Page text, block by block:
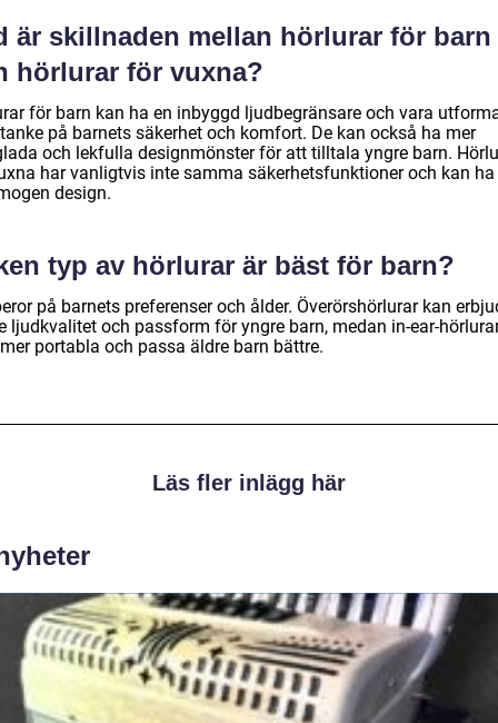
är skillnaden mellan hörlurar för barn
hörlurar för vuxna?
för barn kan ha en inbyggd ljudbegränsare och vara
på barnets säkerhet och komfort. De kan också ha mer
och lekfulla designmönster för att tilltala yngre barn.
har vanligtvis inte samma säkerhetsfunktioner och kan ha
design.
typ av hörlurar är bäst för barn?
på barnets preferenser och ålder. Överörshörlurar kan
ljudkvalitet och passform för yngre barn, medan in-ear-
portabla och passa äldre barn bättre.
Läs fler inlägg här